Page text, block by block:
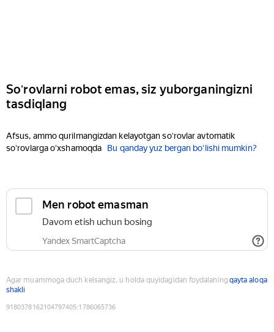
Soʻrovlarni robot emas, siz yuborganingizni
tasdiqlang
Afsus, ammo qurilmangizdan kelayotgan soʻrovlar avtomatik
soʻrovlarga oʻxshamoqda
Bu qanday yuz bergan boʻlishi mumkin?
Men robot emasman
Davom etish uchun bosing
Yandex SmartCaptcha
Agar muammoga duch kelsangiz, u holda quyidagidan foydalaning qayta aloqa
shakli
9180378162104797405:1786065736